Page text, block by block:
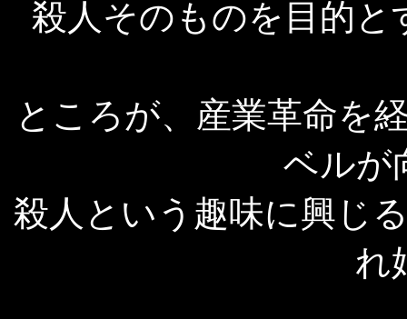
殺人そのものを目的
ところが、産業革命を
ベルが
殺人という趣味に興じ
れ